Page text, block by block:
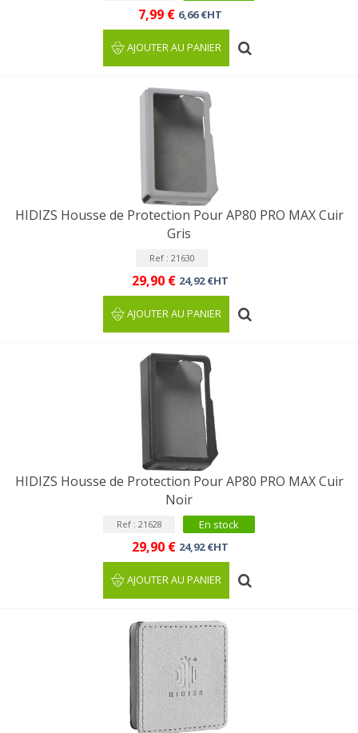
7,99 € 6,66 €HT
AJOUTER AU PANIER
HIDIZS Housse de Protection Pour AP80 PRO MAX Cuir
Gris
Ref : 21630
29,90 € 24,92 €HT
AJOUTER AU PANIER
HIDIZS Housse de Protection Pour AP80 PRO MAX Cuir
Noir
Ref : 21628 En stock
29,90 € 24,92 €HT
AJOUTER AU PANIER